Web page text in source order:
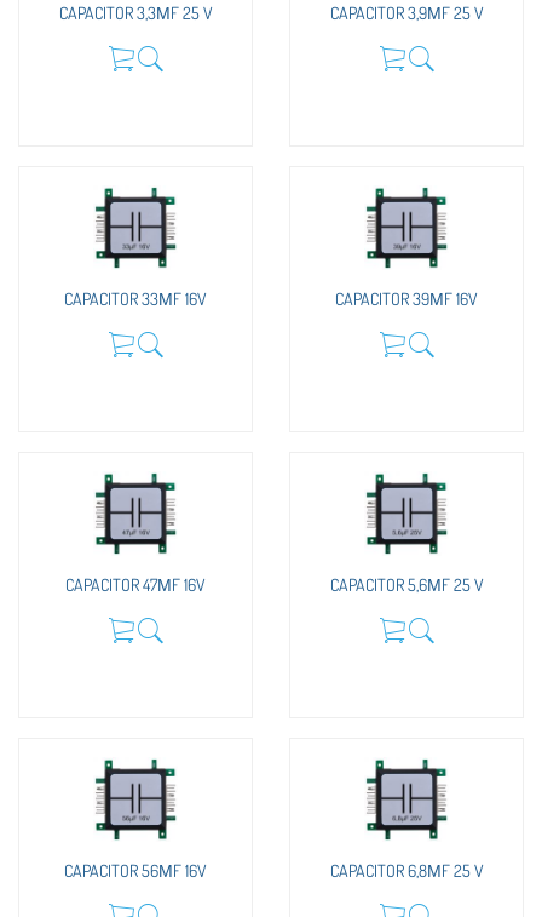
CAPACITOR 3,3ΜF 25 V CAPACITOR 3,9ΜF 25 V
CAPACITOR 33ΜF 16V CAPACITOR 39ΜF 16V
CAPACITOR 47ΜF 16V CAPACITOR 5,6ΜF 25 V
CAPACITOR 56ΜF 16V CAPACITOR 6,8ΜF 25 V